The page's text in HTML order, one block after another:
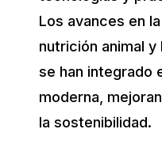
Los avances en
nutrición animal
se han integrado
moderna,
la sostenibilidad.